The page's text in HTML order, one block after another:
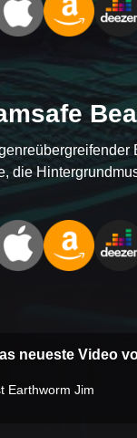
die
neueste Video
Earthworm Jim